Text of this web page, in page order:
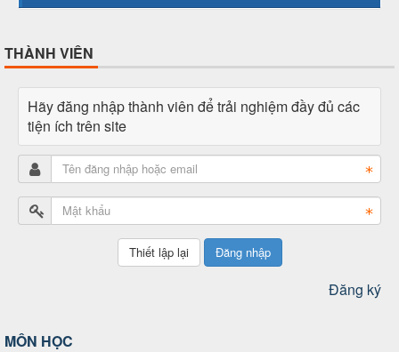
THÀNH VIÊN
Hãy đăng nhập thành viên để trải nghiệm đầy đủ các
tiện ích trên site
Đăng nhập
Đăng ký
MÔN HỌC